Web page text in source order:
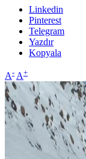
Linkedin
Pinterest
Telegram
Yazdır
Kopyala
A- A+